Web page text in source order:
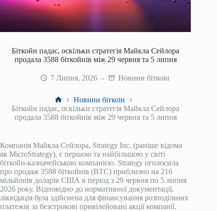
Біткойн падає, оскільки стратегія Майкла Сейлора
продала 3588 біткойнів між 29 червня та 5 липня
7 Липня, 2026 Новини біткоін
Головна
Новини біткоін
Біткойн падає, оскільки стратегія Майкла Сейлора
продала 3588 біткойнів між 29 червня та 5 липня
Компанія Майкла Сейлора, Strategy Inc. (раніше відома
як MicroStrategy), є першою та найбільшою у світі
біткойн-казначейською компанією. Strategy оголосила
про продаж 3588 біткойнів (BTC) приблизно на 216
мільйонів доларів США в період з 29 червня по 5 липня
2026 року. Відповідно до нормативної документації,
ліквідація була здійснена для фінансування розподільчих
платежів за безстрокові привілейовані акції компанії.